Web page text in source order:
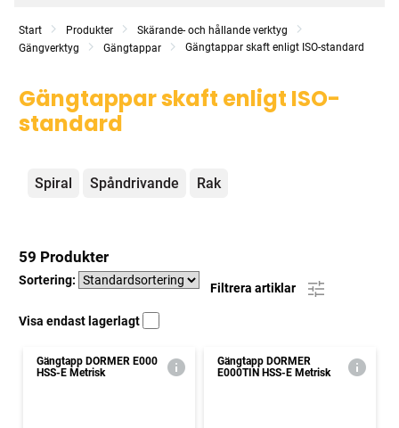
Start Produkter
Skärande- och hållande verktyg
Gängverktyg
Gängtappar Gängtappar skaft enligt ISO-standard
Gängtappar skaft enligt ISO-
standard
Kategorier
Spiral Spåndrivande Rak
59 Produkter
Sortering:
Filtrera artiklar
Visa endast lagerlagt
Gängtapp DORMER E000
HSS-E Metrisk
Gängtapp DORMER
E000TIN HSS-E Metrisk